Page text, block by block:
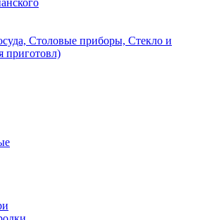
Столовые приборы, Стекло и
приготовл)